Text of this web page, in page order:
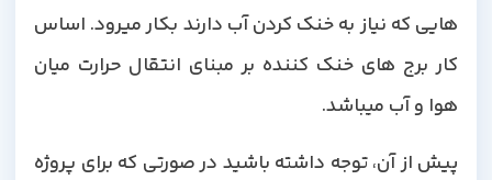
هایی که نیاز به خنک کردن آب دارند بکار میرود. اساس
کار برج های خنک کننده بر مبنای انتقال حرارت میان
هوا و آب میباشد.
پیش از آن، توجه داشته باشید در صورتی که برای پروژه